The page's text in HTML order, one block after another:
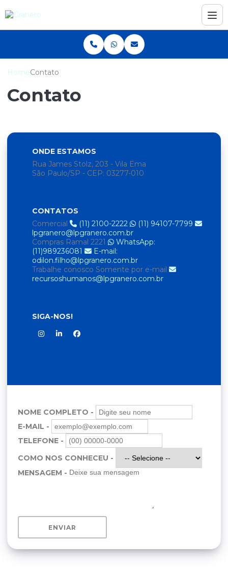
HomeContato
Contato
ONDE ESTAMOS
Rua James Stolz, 203 - Vila Ema
São Paulo/SP - CEP: 03277-010
CONTATOS
Comercial
(11) 2100-2222
(11) 94107-7799
lpgranero@lpgranero.com.br
Compras Ramal 2221
WhatsApp:
(11)989236081
E-mail:
odilon.filho@lpgranero.com.br
Trabalhe conosco Somente por e-mail
recursoshumanos@lpgranero.com.br
SIGA-NOS!
NOME COMPLETO -
E-MAIL -
TELEFONE -
COMO NOS CONHECEU -
MENSAGEM -
ENVIAR